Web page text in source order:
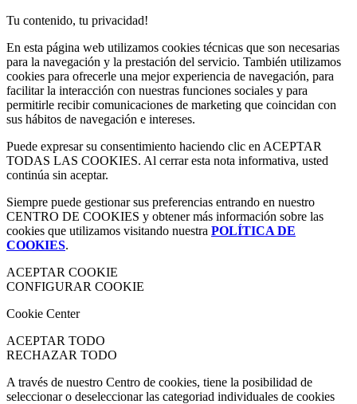
Tu contenido, tu privacidad!
En esta página web utilizamos cookies técnicas que son necesarias
para la navegación y la prestación del servicio. También utilizamos
cookies para ofrecerle una mejor experiencia de navegación, para
facilitar la interacción con nuestras funciones sociales y para
permitirle recibir comunicaciones de marketing que coincidan con
sus hábitos de navegación e intereses.
Puede expresar su consentimiento haciendo clic en ACEPTAR
TODAS LAS COOKIES. Al cerrar esta nota informativa, usted
continúa sin aceptar.
Siempre puede gestionar sus preferencias entrando en nuestro
CENTRO DE COOKIES y obtener más información sobre las
cookies que utilizamos visitando nuestra POLÍTICA DE
COOKIES.
ACEPTAR COOKIE
CONFIGURAR COOKIE
Cookie Center
ACEPTAR TODO
RECHAZAR TODO
A través de nuestro Centro de cookies, tiene la posibilidad de
seleccionar o deseleccionar las categoriad individuales de cookies